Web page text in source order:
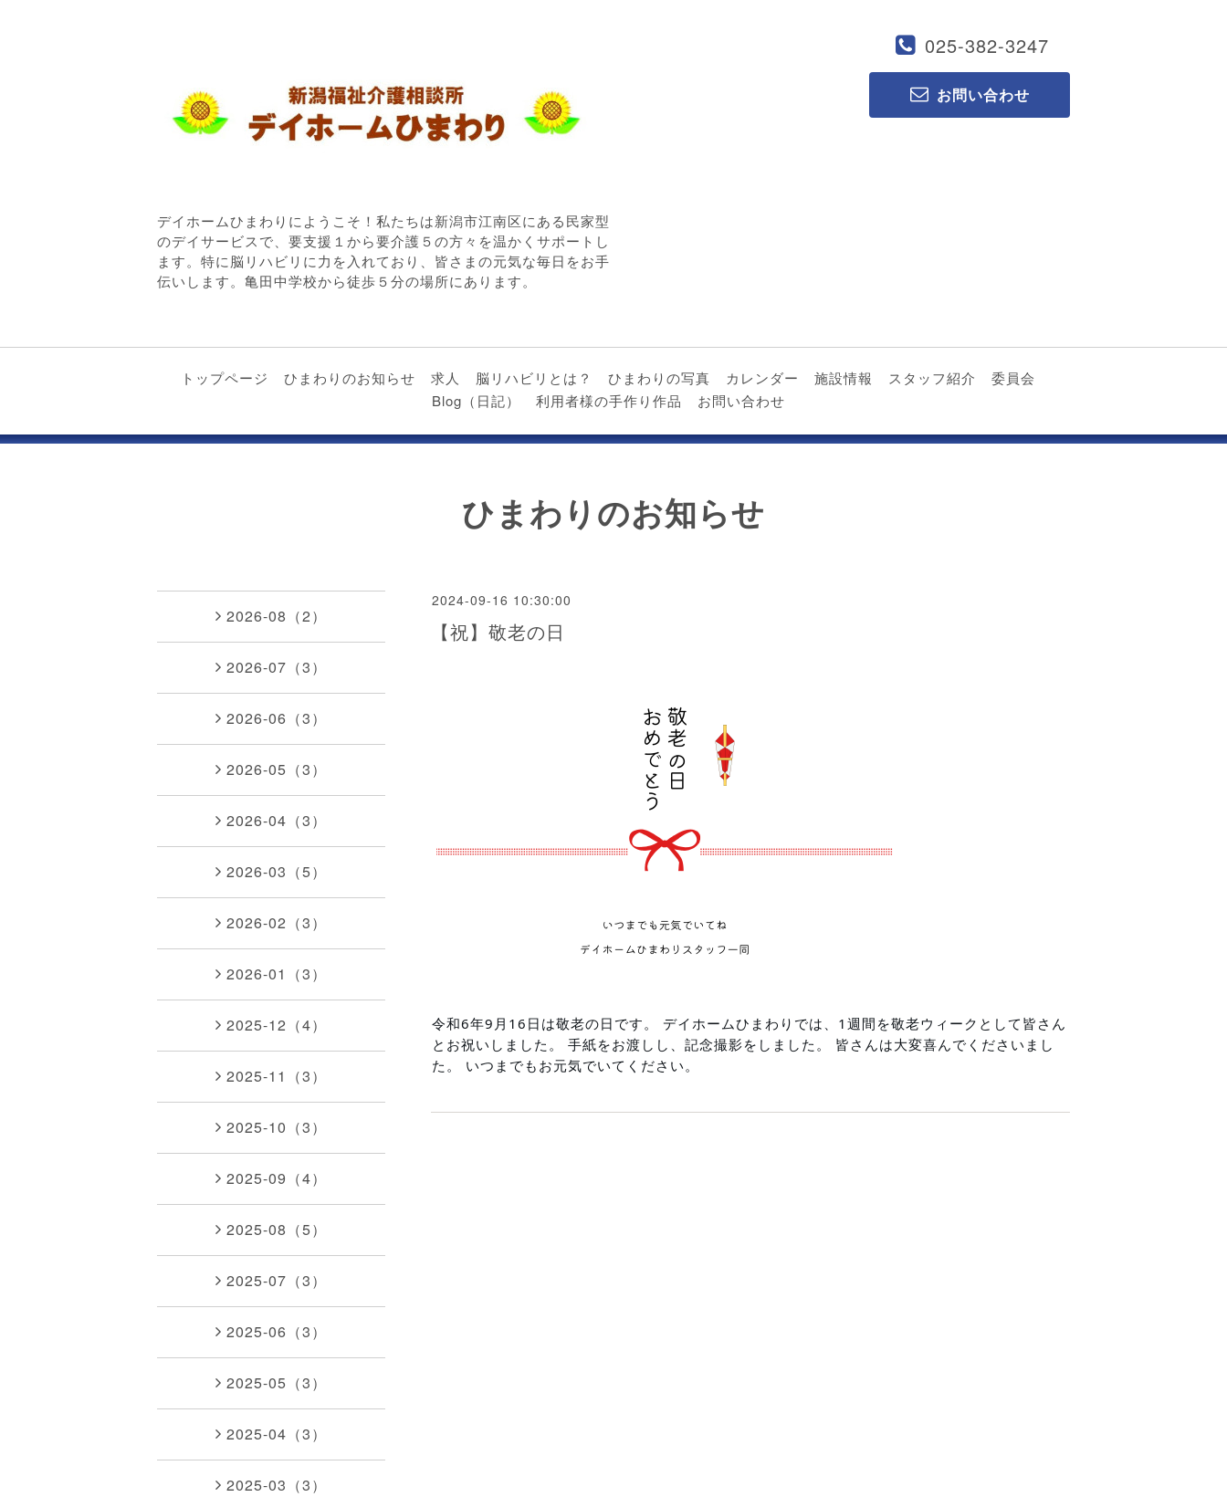
025-382-3247
お問い合わせ
デイホームひまわりにようこそ！私たちは新潟市江南区にある民家型
のデイサービスで、要支援１から要介護５の方々を温かくサポートし
ます。特に脳リハビリに力を入れており、皆さまの元気な毎日をお手
伝いします。亀田中学校から徒歩５分の場所にあります。
トップページ ひまわりのお知らせ 求人 脳リハビリとは？ ひまわりの写真 カレンダー 施設情報 スタッフ紹介
委員会
Blog（日記）
利用者様の手作り作品 お問い合わせ
ひまわりのお知らせ
2024-09-16 10:30:00
【祝】敬老の日
令和6年9月16日は敬老の日です。
デイホームひまわりでは、1週間を敬老ウィークとして皆さん
とお祝いしました。
手紙をお渡しし、記念撮影をしました。
皆さんは大変喜んでくださいまし
た。
いつまでもお元気でいてください。
2026-08（2）
2026-07（3）
2026-06（3）
2026-05（3）
2026-04（3）
2026-03（5）
2026-02（3）
2026-01（3）
2025-12（4）
2025-11（3）
2025-10（3）
2025-09（4）
2025-08（5）
2025-07（3）
2025-06（3）
2025-05（3）
2025-04（3）
2025-03（3）